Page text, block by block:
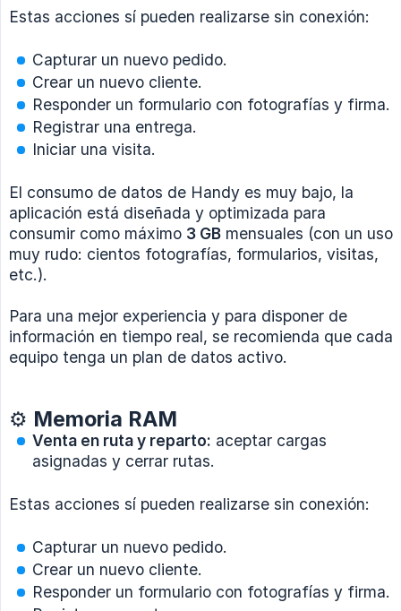
Estas acciones sí pueden realizarse sin conexión:
Capturar un nuevo pedido.
Crear un nuevo cliente.
Responder un formulario con fotografías y firma.
Registrar una entrega.
Iniciar una visita.
El consumo de datos de Handy es muy bajo, la
aplicación está diseñada y optimizada para
consumir como máximo 3 GB mensuales (con un uso
muy rudo: cientos fotografías, formularios, visitas,
etc.).
Para una mejor experiencia y para disponer de
información en tiempo real, se recomienda que cada
equipo tenga un plan de datos activo.
⚙️ Memoria RAM
Venta en ruta y reparto: aceptar cargas
asignadas y cerrar rutas.
Estas acciones sí pueden realizarse sin conexión:
Capturar un nuevo pedido.
Crear un nuevo cliente.
Responder un formulario con fotografías y firma.